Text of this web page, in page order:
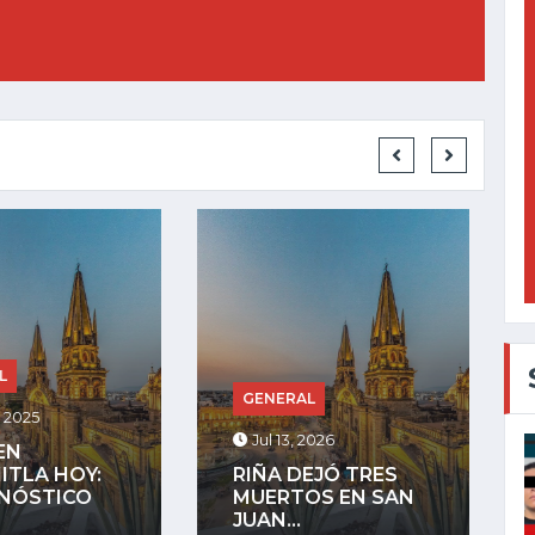
2026
TRES
EN SAN
GENERAL
Jul 27, 2025
LA COMUNIDAD
INDÍGENA DE
MEZQUITÁN
ADVIERTE QUE...